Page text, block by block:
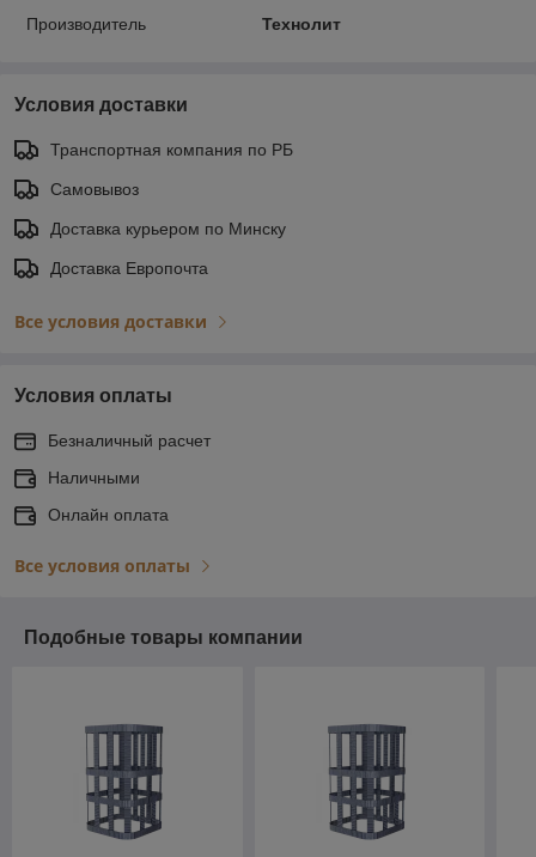
Производитель Технолит
Условия доставки
Транспортная компания по РБ
Самовывоз
Доставка курьером по Минску
Доставка Европочта
Все условия доставки
Условия оплаты
Безналичный расчет
Наличными
Онлайн оплата
Все условия оплаты
Подобные товары компании